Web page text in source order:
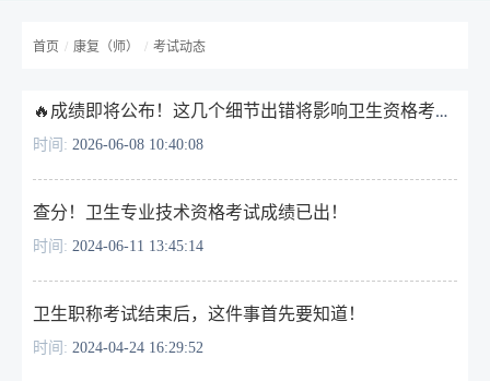
首页 / 康复（师） / 考试动态
🔥成绩即将公布！这几个细节出错将影响卫生资格考试成绩！
时间: 2026-06-08 10:40:08
查分！卫生专业技术资格考试成绩已出！
时间: 2024-06-11 13:45:14
卫生职称考试结束后，这件事首先要知道！
时间: 2024-04-24 16:29:52